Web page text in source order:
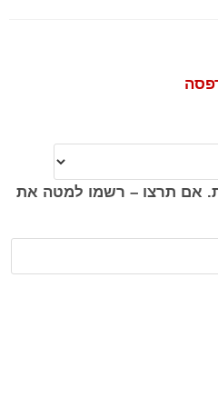
אם תרצו – רשמו למטה את